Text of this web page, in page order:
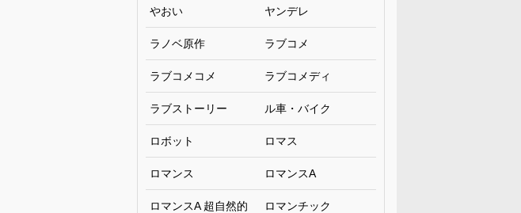
やおい ヤンデレ
ラノベ原作 ラブコメ
ラブコメコメ ラブコメディ
ラブストーリー ル車・バイク
ロボット ロマス
ロマンス ロマンスA
ロマンスA 超自然的 ロマンチック